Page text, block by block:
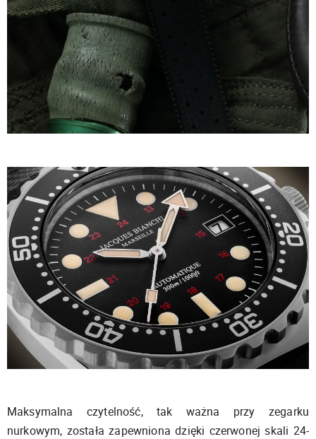
Maksymalna czytelność, tak ważna przy zegarku
nurkowym, została zapewniona dzięki czerwonej skali 24-